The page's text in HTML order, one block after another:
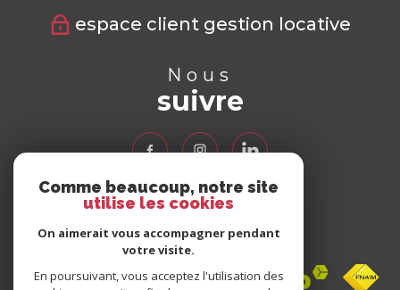
espace client gestion locative
Nous
suivre
Nous
adhérons
Comme beaucoup, notre site
utilise les cookies
On aimerait vous accompagner pendant
votre visite.
En poursuivant, vous acceptez l'utilisation des